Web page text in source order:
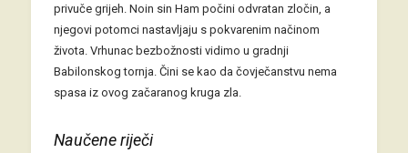
privuče grijeh. Noin sin Ham počini odvratan zločin, a
njegovi potomci nastavljaju s pokvarenim načinom
života. Vrhunac bezbožnosti vidimo u gradnji
Babilonskog tornja. Čini se kao da čovječanstvu nema
spasa iz ovog začaranog kruga zla.
Naučene riječi